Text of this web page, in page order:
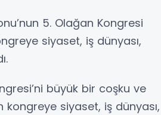
5. Olağan Kongresi
siyaset, iş dünyası,
büyük bir coşku ve
siyaset, iş dünyası,